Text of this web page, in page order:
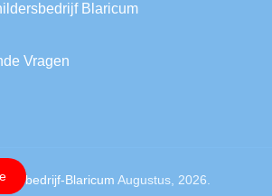
Blaricum
Vragen
Blaricum Augustus, 2026.